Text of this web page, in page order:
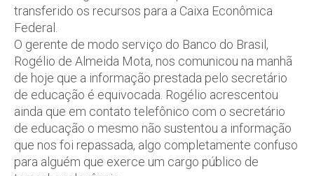
transferido os recursos para a Caixa Econômica
Federal.
O gerente de modo serviço do Banco do Brasil,
Rogélio de Almeida Mota, nos comunicou na manhã
de hoje que a informação prestada pelo secretário
de educação é equivocada. Rogélio acrescentou
ainda que em contato telefônico com o secretário
de educação o mesmo não sustentou a informação
que nos foi repassada, algo completamente confuso
para alguém que exerce um cargo público de